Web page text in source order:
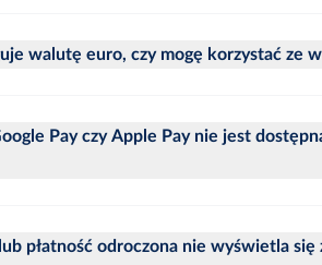
walutę euro, czy mogę korzystać ze
Pay czy Apple Pay nie jest
płatność odroczona nie wyświetla się